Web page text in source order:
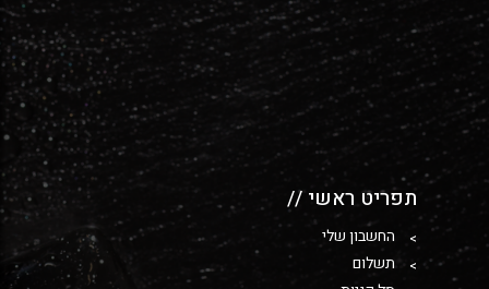
תפריט ראשי //
החשבון שלי
תשלום